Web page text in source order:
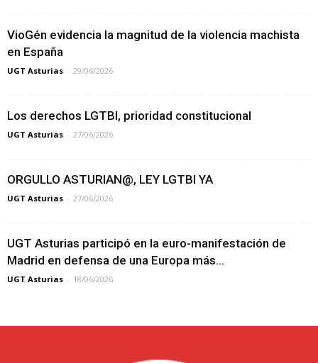
VioGén evidencia la magnitud de la violencia machista
en España
UGT Asturias - 29/06/2026
Los derechos LGTBI, prioridad constitucional
UGT Asturias - 27/06/2026
ORGULLO ASTURIAN@, LEY LGTBI YA
UGT Asturias - 27/06/2026
UGT Asturias participó en la euro-manifestación de
Madrid en defensa de una Europa más...
UGT Asturias - 18/06/2026